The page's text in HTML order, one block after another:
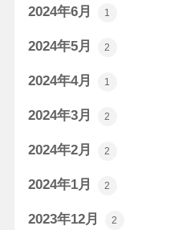
2024年6月 1
2024年5月 2
2024年4月 1
2024年3月 2
2024年2月 2
2024年1月 2
2023年12月 2